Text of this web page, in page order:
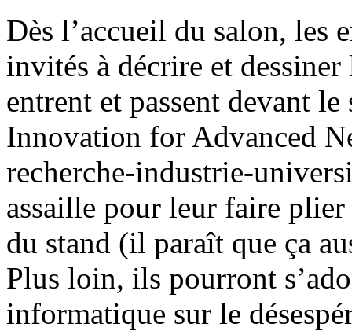
Dès l’accueil du salon, les
invités à décrire et
entrent et passent devant
Innovation for Advanced
recherche-industrie-
assaille pour leur faire
du stand (il paraît que ça
Plus loin, ils pourront
informatique sur le